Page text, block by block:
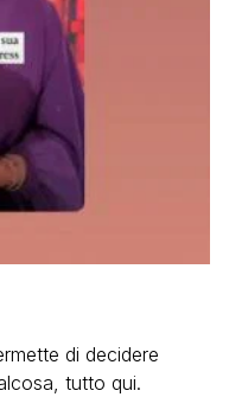
di decidere
tutto qui.